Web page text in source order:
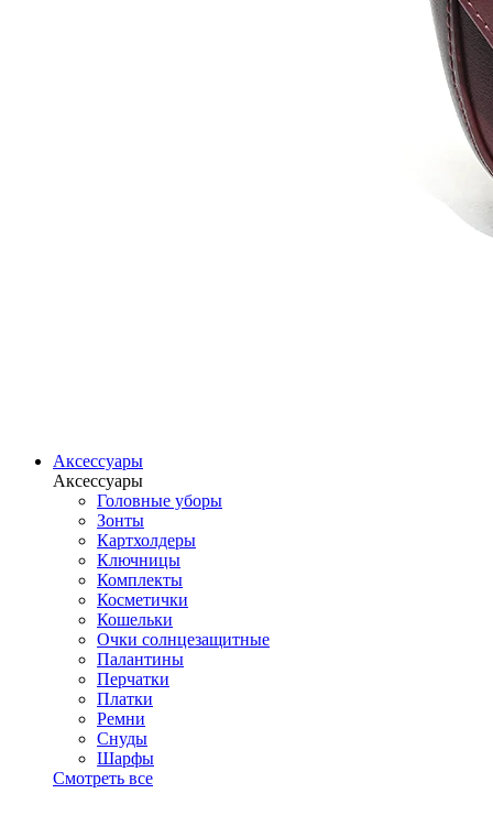
Аксессуары
Аксессуары
Головные уборы
Зонты
Картхолдеры
Ключницы
Комплекты
Косметички
Кошельки
Очки солнцезащитные
Палантины
Перчатки
Платки
Ремни
Снуды
Шарфы
Смотреть все